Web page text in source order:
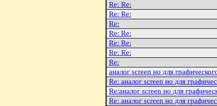
Re: Re:
Re: Re:
Re:
Re: Re:
Re: Re:
Re: Re:
Re:
аналог screen но для
Re: аналог screen но для
Re:аналог screen но для
Re: аналог screen но для